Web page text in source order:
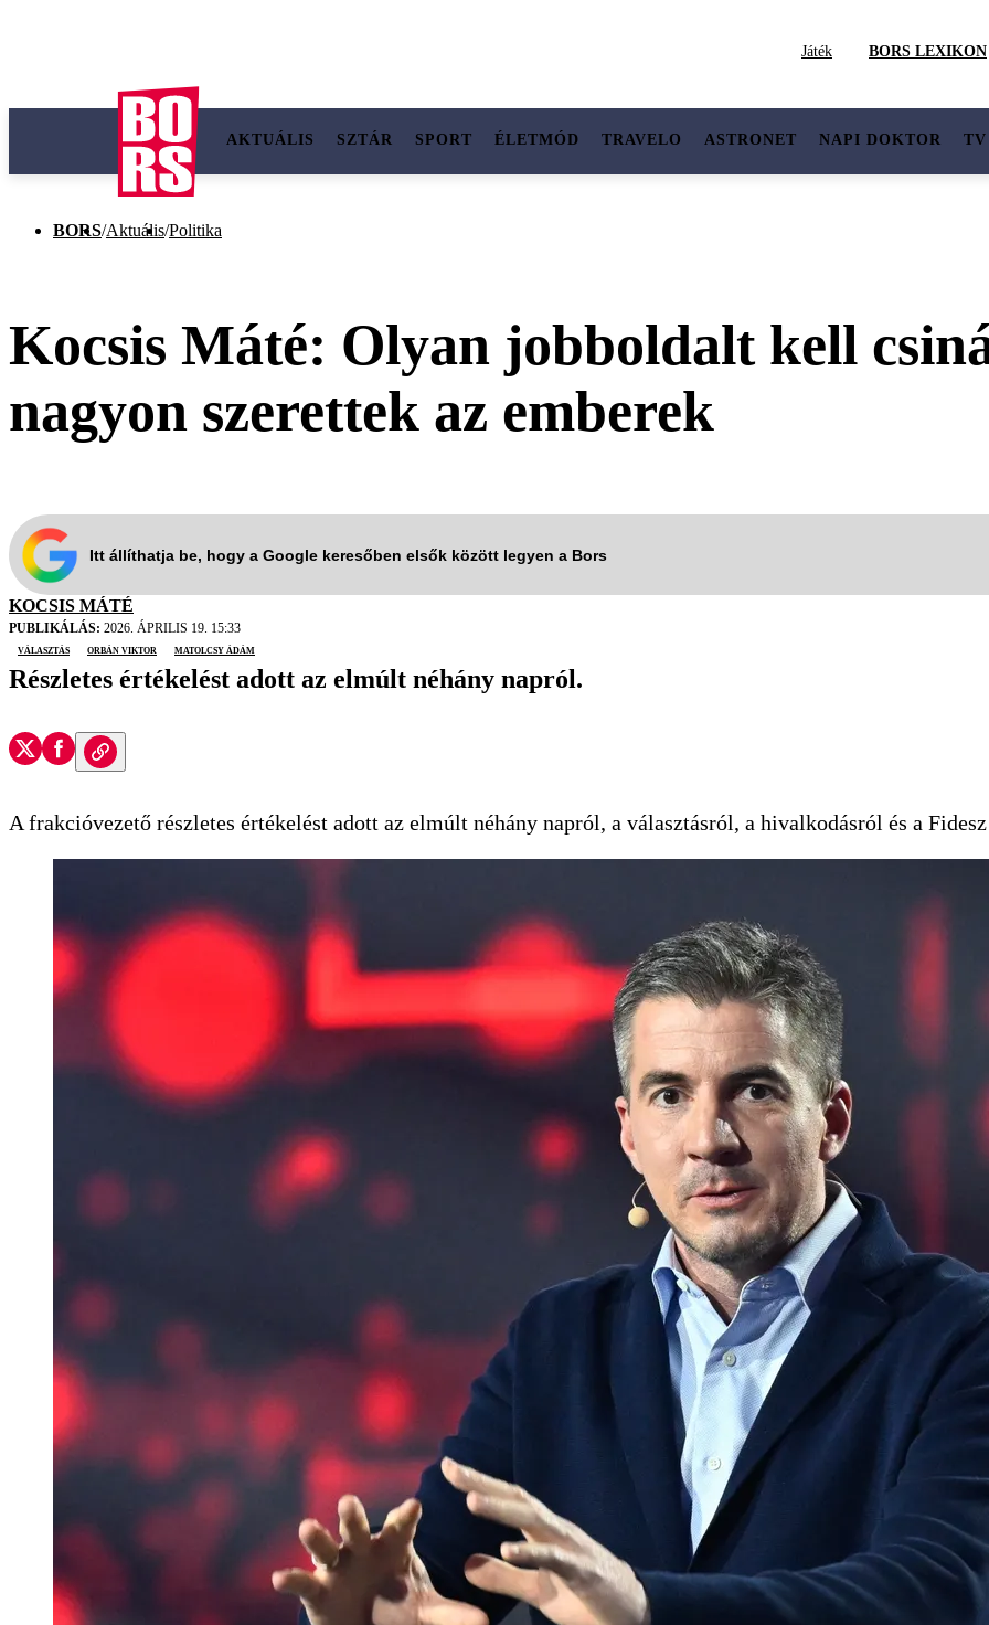
Játék BORS LEXIKON
AKTUÁLIS SZTÁR SPORT ÉLETMÓD TRAVELO ASTRONET NAPI DOKTOR TV
BORS/Aktuális/Politika
Kocsis Máté: Olyan jobboldalt kell
nagyon szerettek az emberek
Itt állíthatja be, hogy a Google keresőben elsők között legyen a Bors
KOCSIS MÁTÉ
PUBLIKÁLÁS: 2026. ÁPRILIS 19. 15:33
választás
orbán viktor matolcsy ádám
Részletes értékelést adott az elmúlt néhány napról.
A frakcióvezető részletes értékelést adott az elmúlt néhány napról, a választásról, a hivalkodásról és a